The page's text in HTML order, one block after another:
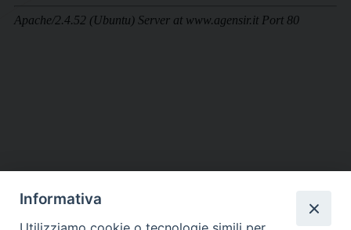
DIOCESI SUBURBICARIA DI ALBANO
Informativa